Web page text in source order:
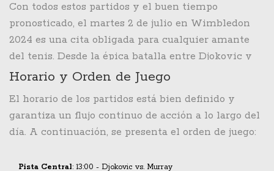
lluvia garantiza que no habrá interrupciones, lo
que siempre es una buena noticia tanto para los
jugadores como para los espectadores.
Con todos estos partidos y el buen tiempo
pronosticado, el martes 2 de julio en Wimbledon
2024 es una cita obligada para cualquier amante
del tenis. Desde la épica batalla entre Djokovic y
Murray, hasta los emocionantes encuentros
día promete ser una jornada llena de emoción y
momentos inolvidables. Los aficionados que
tengan la suerte de asistir podrán presenciar
Horario y Orden de Juego
El horario de los partidos está bien definido y
garantiza un flujo continuo de acción a lo largo del
día. A continuación, se presenta el orden de juego:
Pista Central: 13:00 - Djokovic vs. Murray